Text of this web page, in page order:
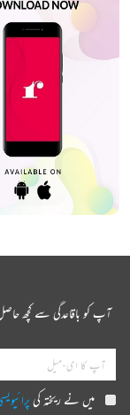
آپ کو باقاعدگی سے کچھ
میں نے ریختہ کی